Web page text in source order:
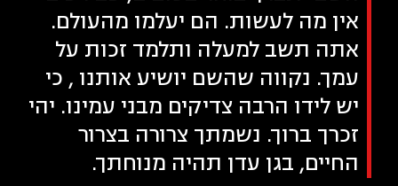
אין מה לעשות. הם יעלמו מהעולם.
אתה תשב למעלה ותלמד זכות על
עמך. נקווה שהשם יושיע אותנו , כי
יש לידו הרבה צדיקים מבני עמינו. יהי
זכרך ברוך. נשמתך צרורה בצרור
החיים, בגן עדן תהיה מנוחתך.